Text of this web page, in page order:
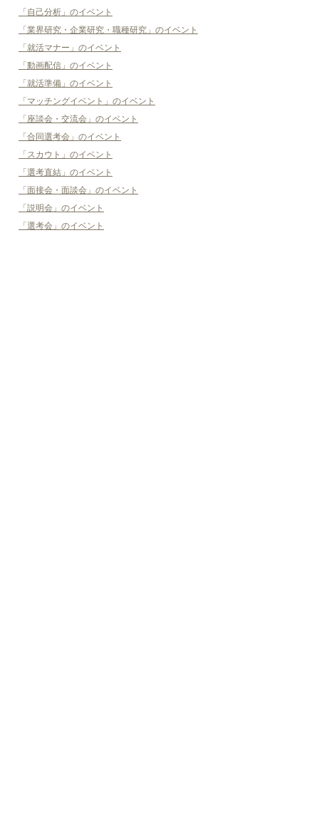
「自己分析」のイベント
「業界研究・企業研究・職種研究」のイベント
「就活マナー」のイベント
「動画配信」のイベント
「就活準備」のイベント
「マッチングイベント」のイベント
「座談会・交流会」のイベント
「合同選考会」のイベント
「スカウト」のイベント
「選考直結」のイベント
「面接会・面談会」のイベント
「説明会」のイベント
「選考会」のイベント